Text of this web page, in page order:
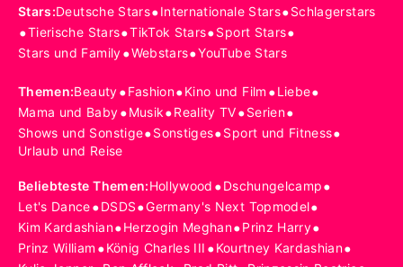
Stars:Deutsche Stars•Internationale Stars•Schlagerstars
•Tierische Stars•TikTok Stars•Sport Stars•
Stars und Family•Webstars•YouTube Stars
Themen:Beauty•Fashion•Kino und Film •Liebe•
Mama und Baby•Musik•Reality TV•Serien•
Shows und Sonstige•Sonstiges•Sport und Fitness•
Urlaub und Reise
Beliebteste Themen:Hollywood •Dschungelcamp•
Let's Dance•DSDS•Germany's Next Topmodel•
Kim Kardashian•Herzogin Meghan•Prinz Harry•
Prinz William •König Charles III •Kourtney Kardashian•